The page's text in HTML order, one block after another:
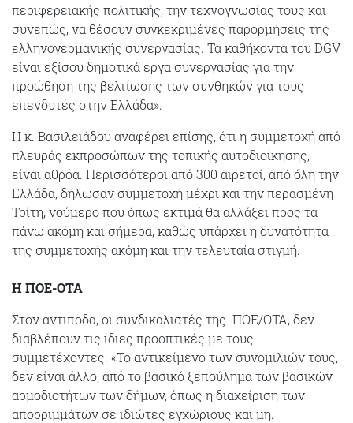
περιφερειακής πολιτικής, την τεχνογνωσίας τους και
συνεπώς, να θέσουν συγκεκριμένες παρορμήσεις της
ελληνογερμανικής συνεργασίας. Τα καθήκοντα του DGV
είναι εξίσου δημοτικά έργα συνεργασίας για την
προώθηση της βελτίωσης των συνθηκών για τους
επενδυτές στην Ελλάδα».
Η κ. Βασιλειάδου αναφέρει επίσης, ότι η συμμετοχή από
πλευράς εκπροσώπων της τοπικής αυτοδιοίκησης,
είναι αθρόα. Περισσότεροι από 300 αιρετοί, από όλη την
Ελλάδα, δήλωσαν συμμετοχή μέχρι και την περασμένη
Τρίτη, νούμερο που όπως εκτιμά θα αλλάξει προς τα
πάνω ακόμη και σήμερα, καθώς υπάρχει η δυνατότητα
της συμμετοχής ακόμη και την τελευταία στιγμή.
Η ΠΟΕ-ΟΤΑ
Στον αντίποδα, οι συνδικαλιστές της ΠΟΕ/ΟΤΑ, δεν
διαβλέπουν τις ίδιες προοπτικές με τους
συμμετέχοντες. «Το αντικείμενο των συνομιλιών τους,
δεν είναι άλλο, από το βασικό ξεπούλημα των βασικών
αρμοδιοτήτων των δήμων, όπως η διαχείριση των
απορριμμάτων σε ιδιώτες εγχώριους και μη.